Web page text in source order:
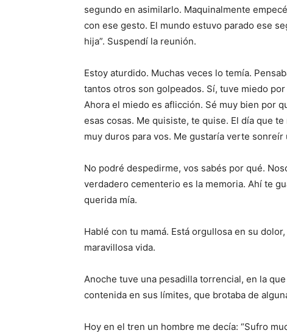
segundo en asimilarlo. Maquinalmente
con ese gesto. El mundo estuvo parado ese
hija”. Suspendí la reunión.
Estoy aturdido. Muchas veces lo temía.
tantos otros son golpeados. Sí, tuve miedo
Ahora el miedo es aflicción. Sé muy bien por
esas cosas. Me quisiste, te quise. El día que
muy duros para vos. Me gustaría verte sonreír
No podré despedirme, vos sabés por qué.
verdadero cementerio es la memoria. Ahí te
querida mía.
Hablé con tu mamá. Está orgullosa en su
maravillosa vida.
Anoche tuve una pesadilla torrencial, en la
contenida en sus límites, que brotaba de
Hoy en el tren un hombre me decía: “Sufro